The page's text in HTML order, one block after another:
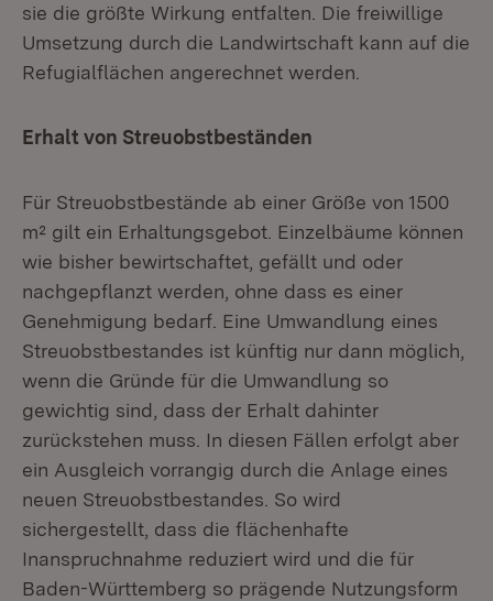
sie die größte Wirkung entfalten. Die freiwillige
Umsetzung durch die Landwirtschaft kann auf die
Refugialflächen angerechnet werden.
Erhalt von Streuobstbeständen
Für Streuobstbestände ab einer Größe von 1500
m² gilt ein Erhaltungsgebot. Einzelbäume können
wie bisher bewirtschaftet, gefällt und oder
nachgepflanzt werden, ohne dass es einer
Genehmigung bedarf. Eine Umwandlung eines
Streuobstbestandes ist künftig nur dann möglich,
wenn die Gründe für die Umwandlung so
gewichtig sind, dass der Erhalt dahinter
zurückstehen muss. In diesen Fällen erfolgt aber
ein Ausgleich vorrangig durch die Anlage eines
neuen Streuobstbestandes. So wird
sichergestellt, dass die flächenhafte
Inanspruchnahme reduziert wird und die für
Baden-Württemberg so prägende Nutzungsform